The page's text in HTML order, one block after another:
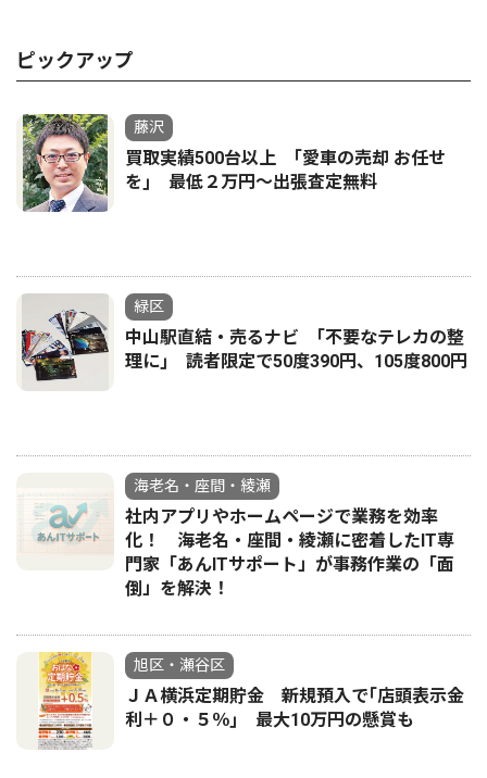
ピックアップ
藤沢
買取実績500台以上 ｢愛車の売却 お任せ
を｣ 最低２万円〜出張査定無料
緑区
中山駅直結・売るナビ ｢不要なテレカの整
理に｣ 読者限定で50度390円、105度800円
海老名・座間・綾瀬
社内アプリやホームページで業務を効率
化！ 海老名・座間・綾瀬に密着したIT専
門家「あんITサポート」が事務作業の「面
倒」を解決！
旭区・瀬谷区
ＪＡ横浜定期貯金 新規預入で｢店頭表示金
利＋０・５％｣ 最大10万円の懸賞も